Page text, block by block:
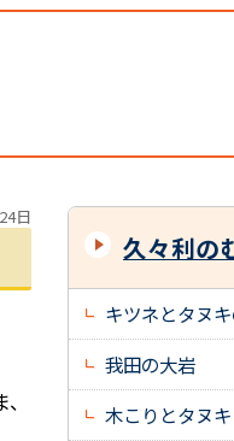
日
久々利の
キツネとタヌ
我田の大岩
木こりとタヌキ